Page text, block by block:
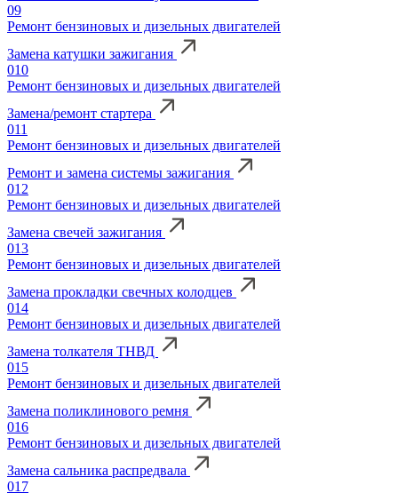
09
Ремонт бензиновых и дизельных двигателей
Замена катушки зажигания
010
Ремонт бензиновых и дизельных двигателей
Замена/ремонт стартера
011
Ремонт бензиновых и дизельных двигателей
Ремонт и замена системы зажигания
012
Ремонт бензиновых и дизельных двигателей
Замена свечей зажигания
013
Ремонт бензиновых и дизельных двигателей
Замена прокладки свечных колодцев
014
Ремонт бензиновых и дизельных двигателей
Замена толкателя ТНВД
015
Ремонт бензиновых и дизельных двигателей
Замена поликлинового ремня
016
Ремонт бензиновых и дизельных двигателей
Замена сальника распредвала
017